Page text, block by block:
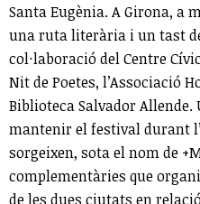
Santa Eugènia. A Girona, a
una ruta literària i un tast
col·laboració del Centre
Nit de Poetes, l’Associació
Biblioteca Salvador Allende.
mantenir el festival durant
sorgeixen, sota el nom de
complementàries que
de les dues ciutats en